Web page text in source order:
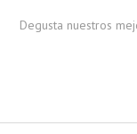
Degusta nuestros